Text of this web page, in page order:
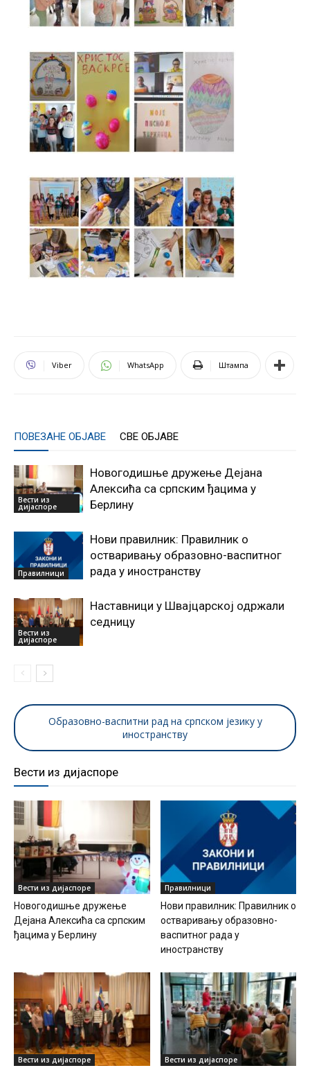
Viber WhatsApp Штампа
ПОВЕЗАНЕ ОБЈАВЕ СВЕ ОБЈАВЕ
Вести из
дијаспоре
Новогодишње дружење Дејана
Алексића са српским ђацима у
Берлину
Правилници
Нови правилник: Правилник о
остваривању образовно-васпитног
рада у иностранству
Вести из
дијаспоре
Наставници у Швајцарској одржали
седницу
Образовно-васпитни рад на српском језику у
иностранству
Вести из дијаспоре
Вести из дијаспоре
Новогодишње дружење
Дејана Алексића са српским
ђацима у Берлину
Правилници
Нови правилник: Правилник о
остваривању образовно-
васпитног рада у
иностранству
Вести из дијаспоре Вести из дијаспоре